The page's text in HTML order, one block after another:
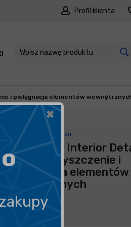
Profil klienta
PROMOCJE
i pielęgnacja elementów
Producent: Chemotion
Chemotion Interior
500ml - czyszczenie i
pielęgnacja elementów
wewnętrznych
39,99
×